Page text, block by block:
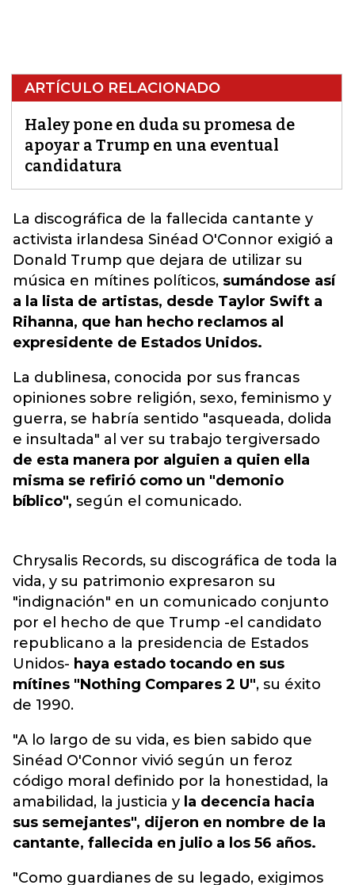
ARTÍCULO RELACIONADO
Haley pone en duda su promesa de
apoyar a Trump en una eventual
candidatura
La discográfica de la fallecida cantante y
activista irlandesa Sinéad O'Connor exigió a
Donald Trump que dejara de utilizar su
música en mítines políticos, sumándose así
a la lista de artistas, desde Taylor Swift a
Rihanna, que han hecho reclamos al
expresidente de Estados Unidos.
La dublinesa, conocida por sus francas
opiniones sobre religión, sexo, feminismo y
guerra, se habría sentido "asqueada, dolida
e insultada" al ver su trabajo tergiversado
de esta manera por alguien a quien ella
misma se refirió como un "demonio
bíblico", según el comunicado.
Chrysalis Records, su discográfica de toda la
vida, y su patrimonio expresaron su
"indignación" en un comunicado conjunto
por el hecho de que Trump -el candidato
republicano a la presidencia de Estados
Unidos- haya estado tocando en sus
mítines "Nothing Compares 2 U", su éxito
de 1990.
"A lo largo de su vida, es bien sabido que
Sinéad O'Connor vivió según un feroz
código moral definido por la honestidad, la
amabilidad, la justicia y la decencia hacia
sus semejantes", dijeron en nombre de la
cantante, fallecida en julio a los 56 años.
"Como guardianes de su legado, exigimos